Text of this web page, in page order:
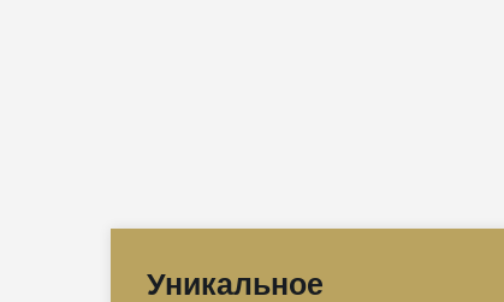
Уникальное